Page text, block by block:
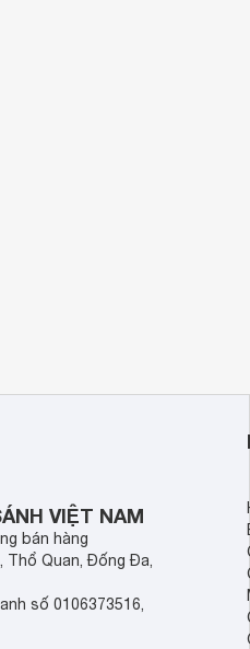
VIỆT NAM
bán hàng
Thổ Quan, Đống Đa,
số 0106373516,